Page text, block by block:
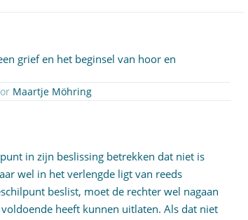
grief en het beginsel van hoor en
Maartje Möhring
in zijn beslissing betrekken dat niet is
wel in het verlengde ligt van reeds
beslist, moet de rechter wel nagaan
heeft kunnen uitlaten. Als dat niet